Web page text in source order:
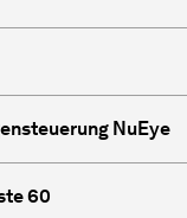
NuEye
60